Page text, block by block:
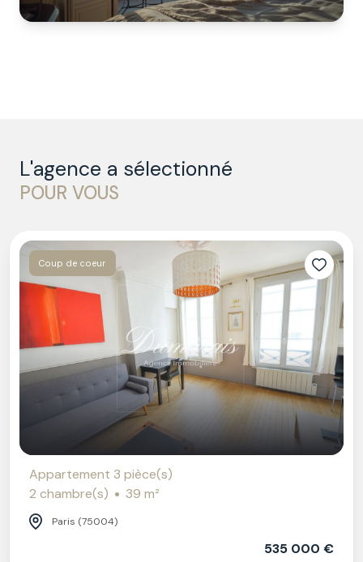
L'agence a sélectionné
POUR VOUS
Coup de coeur
Appartement 3 pièce(s)
2 chambre(s)
39 m²
Paris (75004)
535 000 €